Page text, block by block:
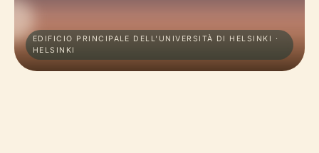
EDIFICIO PRINCIPALE DELL'UNIVERSITÀ DI HELSINKI ·
HELSINKI